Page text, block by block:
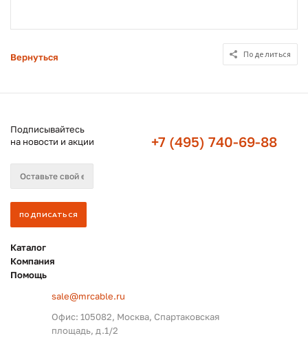
Вернуться Поделиться
Подписывайтесь
на новости и акции
+7 (495) 740-69-88
Каталог
Компания
Помощь
sale@mrcable.ru
Офис: 105082, Москва, Спартаковская
площадь, д.1/2